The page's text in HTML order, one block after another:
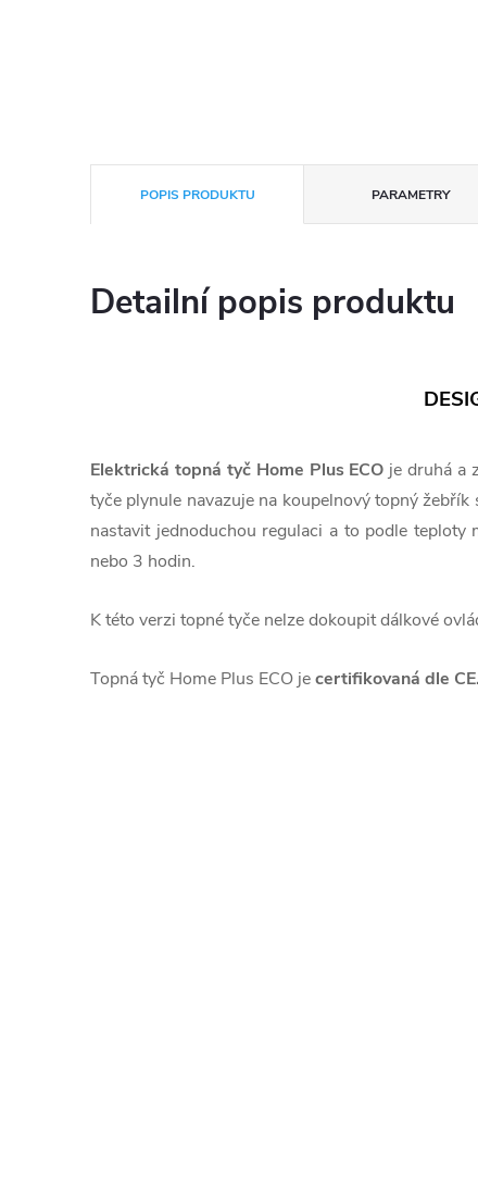
POPIS PRODUKTU PARAMETRY
Detailní popis produktu
Elektrická topná tyč Home Plus ECO je druhá a
tyče plynule navazuje na koupelnový topný žebřík
nastavit jednoduchou regulaci a to podle
nebo 3 hodin.
K této verzi topné tyče nelze dokoupit dálkové
Topná tyč Home Plus ECO jecertifikovaná dle CE.